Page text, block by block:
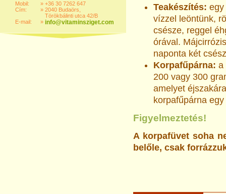
Mobil:
Cím:
E-mail:
»
»
»
+36 30 7262 647
2040 Budaörs,
Törökbálinti utca 42/B
info@vitaminsziget.com
Teakészítés: egy
vízzel leöntünk,
csésze, reggel
órával.
naponta két
Korpafűpárna: a
200 vagy 300
amelyet
korpafűpárna
Figyelmeztetés!
A korpafüvet soha
belőle, csak